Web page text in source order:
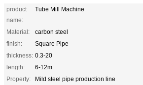
product
name:
Tube Mill Machine
Material:
carbon steel
finish:
Square Pipe
thickness: 0.3-20
length:
6-12m
Property:
Mild steel pipe production line